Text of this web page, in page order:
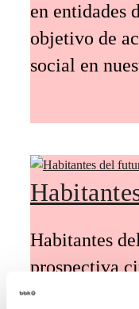
en entidades
objetivo de
social en
Habitantes
prospectiva
introducir la